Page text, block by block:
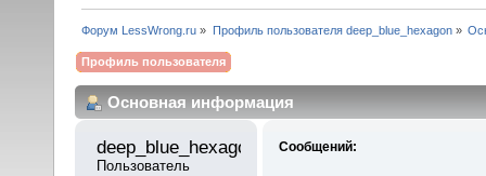
Форум LessWrong.ru » Профиль пользователя deep_blue_hexagon»
Профиль пользователя
Основная информация
Пользователь
Сообщений: